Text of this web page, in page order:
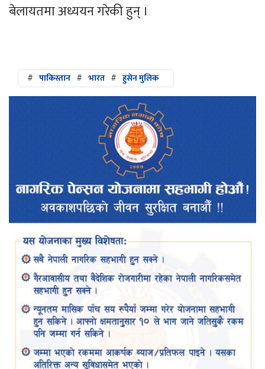
बेलायतमा अध्ययन गरेकी हुन् ।
# पाकिस्तान # भारत # हुसेन मुलिक